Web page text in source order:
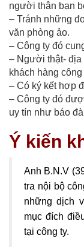
người thân bạn
– Tránh những
văn phòng ảo.
– Công ty đó
– Người thật- địa
khách hàng công
– Có ký kết hợp
– Công ty đó
uy tín như báo
Ý kiến
Anh B.N.V
tra nội bộ
những dịch
mục đích
tại công ty.